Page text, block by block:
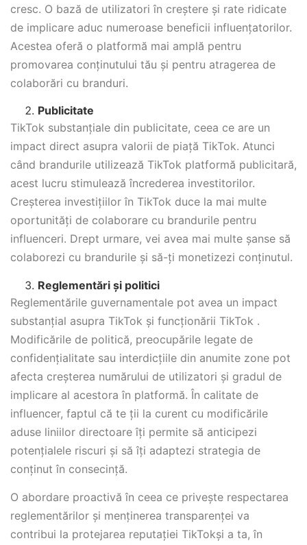
cresc. O bază de utilizatori în creștere și rate ridicate
de implicare aduc numeroase beneficii influențatorilor.
Acestea oferă o platformă mai amplă pentru
promovarea conținutului tău și pentru atragerea de
colaborări cu branduri.
Publicitate
TikTok substanțiale din publicitate, ceea ce are un
impact direct asupra valorii de piață TikTok. Atunci
când brandurile utilizează TikTok platformă publicitară,
acest lucru stimulează încrederea investitorilor.
Creșterea investițiilor în TikTok duce la mai multe
oportunități de colaborare cu brandurile pentru
influenceri. Drept urmare, vei avea mai multe șanse să
colaborezi cu brandurile și să-ți monetizezi conținutul.
Reglementări și politici
Reglementările guvernamentale pot avea un impact
substanțial asupra TikTok și funcționării TikTok .
Modificările de politică, preocupările legate de
confidențialitate sau interdicțiile din anumite zone pot
afecta creșterea numărului de utilizatori și gradul de
implicare al acestora în platformă. În calitate de
influencer, faptul că te ții la curent cu modificările
aduse liniilor directoare îți permite să anticipezi
potențialele riscuri și să îți adaptezi strategia de
conținut în consecință.
O abordare proactivă în ceea ce privește respectarea
reglementărilor și menținerea transparenței va
contribui la protejarea reputației TikTokși a ta, în